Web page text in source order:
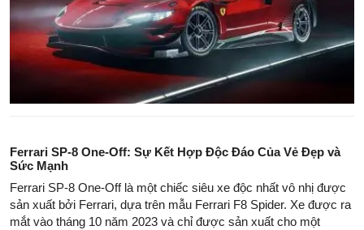
Ferrari SP-8 One-Off: Sự Kết Hợp Độc Đáo Của Vẻ Đẹp và
Sức Mạnh
Ferrari SP-8 One-Off là một chiếc siêu xe độc nhất vô nhị được
sản xuất bởi Ferrari, dựa trên mẫu Ferrari F8 Spider. Xe được ra
mắt vào tháng 10 năm 2023 và chỉ được sản xuất cho một